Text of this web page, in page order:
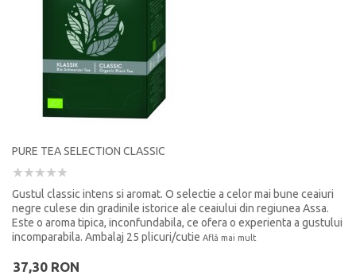
PURE TEA SELECTION CLASSIC
Gustul classic intens si aromat. O selectie a celor mai bune ceaiuri
negre culese din gradinile istorice ale ceaiului din regiunea Assa.
Este o aroma tipica, inconfundabila, ce ofera o experienta a gustului
incomparabila. Ambalaj 25 plicuri/cutie Află mai mult
37,30 RON